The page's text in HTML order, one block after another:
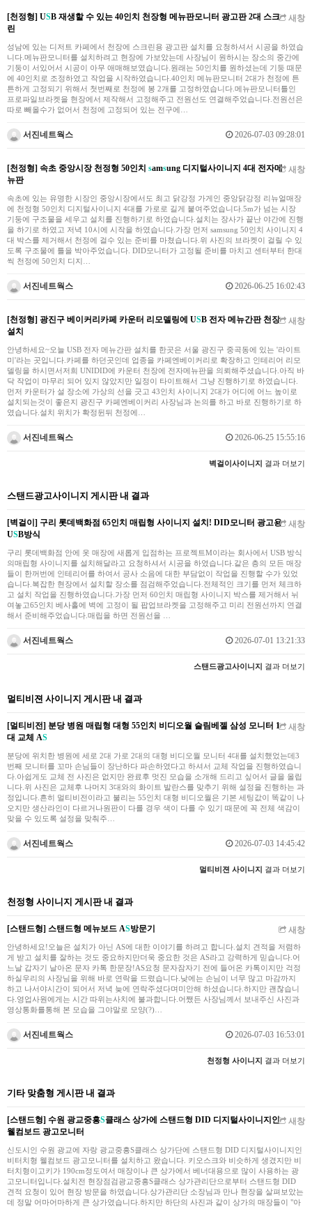
[천정형] USB 재생할 수 있는 40인치 천장형 메뉴판모니터 광고판 2대 스크
린
새창
성남에 있는 디저트 카페에서 천장에 스크린용 광고판 설치를 요청하셔서 시공을 하였습
니다.메뉴판모니터를 설치하려고 현장에 가보았는데 사장님이 원하시는 장소의 중간에
기둥이 서있어서 시공이 아무 애매해보였습니다.원래는 50인치를 원하셨는데 기둥 때문
에 40인치로 조정하였고 작업을 시작하였습니다.40인치 메뉴판모니터 2대가 천정에 튼
튼하게 고정되기 위해서 첫번째로 천정에 봉 2개를 고정하였습니다.메뉴판모니터틀인
프로파일브라켓을 현장에서 제작해서 고정해주고 전원선도 연결해주었습니다.전원선은
따로 빼올수가 없어서 천정에 고정되어 있는 전구에…
서진네트웍스 2026-07-03 09:28:01
[천정형] 속초 중앙시장 천정형 50인치 samsung 디지털사이니지 4대 전자메
뉴판
새창
속초에 있는 유명한 시장인 중앙시장에서도 최고 닭강정 가게인 중앙닭강정 리뉴얼매장
에 천정형 50인치 디지털사이니지 4대를 가로로 길게 붙여주었습니다.5m가 넘는 시장
기둥에 구조물을 세우고 설치를 진행하기로 하였습니다.설치는 장사가 끝난 야간에 진행
을 하기로 하였고 저녁 10시에 시작을 하였습니다.가장 먼저 samsung 50인치 사이니지 4
대 박스를 제거해서 천정에 걸수 있는 준비를 마쳤습니다.위 사진의 브라켓이 걸릴 수 있
도록 구조물에 틀을 박아주었습니다. DID모니터가 고정될 준비를 마치고 센터부터 한대
씩 천정에 50인치 디지…
서진네트웍스 2026-06-25 16:02:43
[천정형] 광진구 베이커리카페 카운터 리모델링에 USB 전자 메뉴간판 천장
설치
새창
안녕하세요~오늘 USB 전자 메뉴간판 설치를 한곳은 서울 광진구 중곡동에 있는 '라이트
미'라는 곳입니다.카페를 하던곳인데 업종을 카페엔베이커리로 확장하고 인테리어 리모
델링을 하시면서저희 UNIDID에 카운터 천장에 전자메뉴판을 의뢰해주셨습니다.아직 바
닥 작업이 마무리 되어 있지 않았지만 일정이 타이트해서 그냥 진행하기로 하였습니다.
먼저 카운터가 설 장소에 가상의 선을 긋고 43인치 사이니지 2대가 어디에 어느 높이로
설치되는것이 좋은지 광진구 카페엔베이커리 사장님과 논의를 하고 바로 진행하기로 하
였습니다.설치 위치가 확정뒨뒤 천정에…
서진네트웍스 2026-06-25 15:55:16
벽걸이사이니지 결과 더보기
스탠드광고사이니지 게시판 내 결과
[벽걸이] 구리 롯데백화점 65인치 매립형 사이니지 설치! DID모니터 광고용
USB방식
새창
구리 롯데백화점 안에 옷 매장에 새롭게 입점하는 프로젝트M이라는 회사에서 USB 방식
의매립형 사이니지를 설치해달라고 요청하셔서 시공을 하였습니다.같은 층의 모든 매장
들이 한꺼번에 인테리어를 하여서 공사 소음에 대한 부담없이 작업을 진행할 수가 있었
습니다.복잡한 현장에서 설치할 장소를 점검해주었습니다.전체적인 크기를 먼저 체크하
고 설치 작업을 진행하였습니다.가장 먼저 60인치 매립형 사이니지 박스를 제거해서 뉘
여놓고65인치 베사홀에 벽에 고정이 될 팝업브라켓을 고정해주고 미리 전원선까지 연결
해서 준비해주었습니다.매립을 하면 전원선을 …
서진네트웍스 2026-07-01 13:21:33
스탠드광고사이니지 결과 더보기
멀티비젼 사이니지 게시판 내 결과
[멀티비전] 분당 병원 매립형 대형 55인치 비디오월 슬림베젤 삼성 모니터 1
대 교체 AS
새창
분당에 위치한 병원에 세로 2대 가로 2대의 대형 비디오월 모니터 4대를 설치했었는데3
번째 모니터를 꼬마 손님들이 장난하다 파손하였다고 하셔서 교체 작업을 진행하였습니
다.아쉽게도 교체 전 사진은 없지만 완료후 멋진 모습을 소개해 드리고 싶어서 글을 올립
니다.위 사진은 교체후 나머지 3대와의 화이트 발란스를 맞추기 위해 설정을 진행하는 과
정입니다.흔히 멀티비전이라고 불리는 55인치 대형 비디오월은 기본 세팅값이 똑같이 나
오지만 생산라인이 다르거나원판이 다를 경우 색이 다를 수 있기 때문에 꼭 전체 색감이
맞을 수 있도록 설정을 맞춰주…
서진네트웍스 2026-07-03 14:45:42
멀티비젼 사이니지 결과 더보기
천정형 사이니지 게시판 내 결과
[스탠드형] 스탠드형 메뉴보드 AS방문기 새창
안녕하세요!오늘은 설치가 아닌 AS에 대한 이야기를 하려고 합니다.설치 견적을 저렴하
게 받고 설치를 잘하는 것도 중요하지만더욱 중요한 것은 AS라고 강력하게 믿습니다.어
느날 갑자기 날아온 문자 카톡 한문장!AS요청 문자잠자기 전에 들어온 카톡이지만 걱정
하실우리의 사장님을 위해 바로 연락을 드렸습니다.낮에는 손님이 너무 많고 마감까지
하고 나서야시간이 되어서 저녁 늦에 연락주셨다며미안해 하셨습니다.하지만 괜찮습니
다.영업사원에게는 시간 따위는사치에 불과합니다.어쨌든 사장님께서 보내주신 사진과
영상통화를통해 본 모습을 그야말로 모양(?)…
서진네트웍스 2026-07-03 16:53:01
천정형 사이니지 결과 더보기
기타 맞춤형 게시판 내 결과
[스탠드형] 수원 광교중흥S클래스 상가에 스탠드형 DID 디지털사이니지인
웰컴보드 광고모니터
새창
신도시인 수원 광교에 자랑 광교중흥S클래스 상가단에 스탠드형 DID 디지털사이니지인
비터치형 웰컴보드 광고모니터를 설치하고 왔습니다. 키오스크와 비슷하게 생겼지만 비
터치형이고키가 190cm정도여서 매장이나 큰 상가에서 베너대용으로 많이 사용하는 광
고모니터입니다.설치전 현장점검광교중흥S클래스 상가관리단으로부터 스탠드형 DID
견적 요청이 있어 현장 방문을 하였습니다.상가관리단 소장님과 만나 현장을 살펴보았는
데 정말 어마어마하게 큰 상가였습니다.하지만 하단의 사진과 같이 상가의 매장들이 "아